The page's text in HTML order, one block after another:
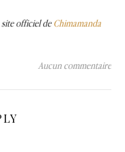
site officiel deChimamanda
Aucun commentaire